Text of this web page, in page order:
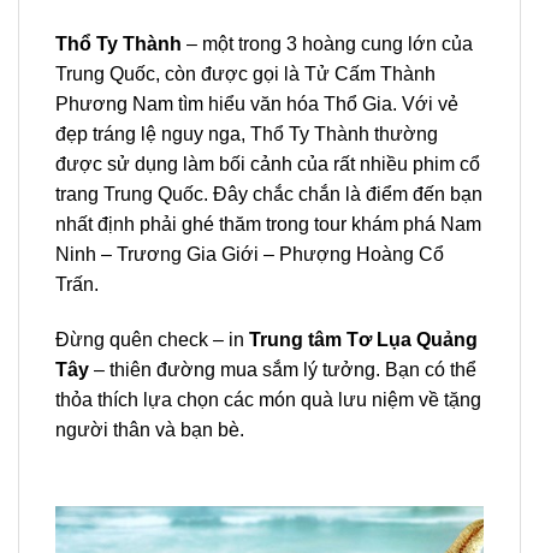
Thổ Ty Thành – một trong 3 hoàng cung lớn của
Trung Quốc, còn được gọi là Tử Cấm Thành
Phương Nam tìm hiểu văn hóa Thổ Gia. Với vẻ
đẹp tráng lệ nguy nga, Thổ Ty Thành thường
được sử dụng làm bối cảnh của rất nhiều phim cổ
trang Trung Quốc. Đây chắc chắn là điểm đến bạn
nhất định phải ghé thăm trong tour khám phá Nam
Ninh – Trương Gia Giới – Phượng Hoàng Cổ
Trấn.
Đừng quên check – in Trung tâm Tơ Lụa Quảng
Tây – thiên đường mua sắm lý tưởng. Bạn có thể
thỏa thích lựa chọn các món quà lưu niệm về tặng
người thân và bạn bè.